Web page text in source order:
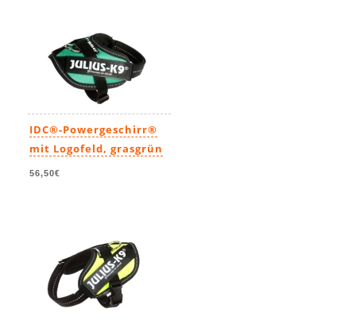
IDC®-Powergeschirr®
mit Logofeld, grasgrün
56,50€